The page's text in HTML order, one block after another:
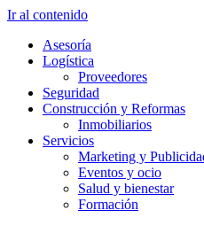
Ir al contenido
Asesoría
Logística
Proveedores
Seguridad
Construcción y Reformas
Inmobiliarios
Servicios
Marketing y
Eventos y ocio
Salud y bienestar
Formación